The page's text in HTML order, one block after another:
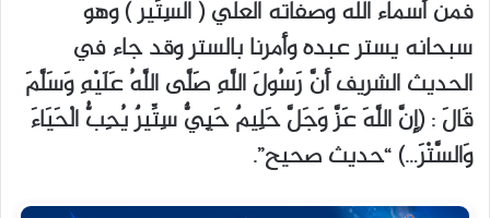
فمن أسماء الله وصفاته العلي ( السِتِّير ) وهو
سبحانه يستر عبده وأمرنا بالستر وقد جاء في
الحديث الشريف أَنَّ رَسُولَ اللَّهِ صَلَّى اللَّهُ عَلَيْهِ وَسَلَّمَ
قَالَ : (إِنَّ اللَّهَ عَزَّ وَجَلَّ حَلِيمٌ حَيِيٌّ سِتِّيرٌ يُحِبُّ الْحَيَاءَ
وَالسَّتْرَ…) “حديث صحيح”.